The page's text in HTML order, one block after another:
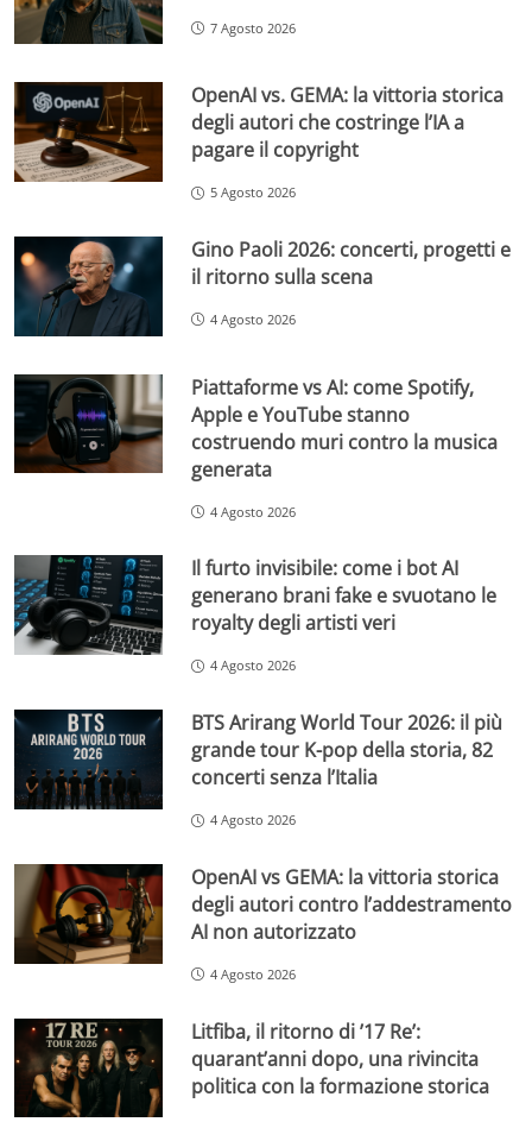
7 Agosto 2026
OpenAI vs. GEMA: la vittoria storica
degli autori che costringe l’IA a
pagare il copyright
5 Agosto 2026
Gino Paoli 2026: concerti, progetti e
il ritorno sulla scena
4 Agosto 2026
Piattaforme vs AI: come Spotify,
Apple e YouTube stanno
costruendo muri contro la musica
generata
4 Agosto 2026
Il furto invisibile: come i bot AI
generano brani fake e svuotano le
royalty degli artisti veri
4 Agosto 2026
BTS Arirang World Tour 2026: il più
grande tour K-pop della storia, 82
concerti senza l’Italia
4 Agosto 2026
OpenAI vs GEMA: la vittoria storica
degli autori contro l’addestramento
AI non autorizzato
4 Agosto 2026
Litfiba, il ritorno di ’17 Re’:
quarant’anni dopo, una rivincita
politica con la formazione storica